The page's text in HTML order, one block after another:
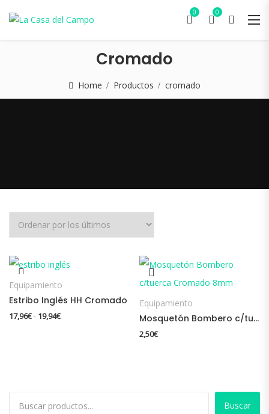
0 0
Cromado
Home Productos cromado
Equipamiento
Estribo Inglés HH Cromado
17,96€- 19,94€Rango de precios: desde 17,96€ hasta 19,94€
Equipamiento
Mosquetón Bombero c/tuerca Cromado 8mm
2,50€
Buscar